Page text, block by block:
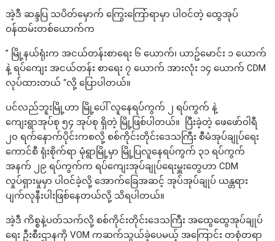
အဲ့ဒီ ဆန္ဒပြ သပိတ်မှောက် ကြွေးကြော်ရာမှာ ပါဝင်တဲ့ ထွေအုပ်
ဝန်ထမ်းတစ်ယောက်က
” မြို့နယ်ရုံးက အငယ်တန်းစာရေး ၆ ယောက်၊ ယာဥ်မောင်း ၁ ယောက်
နဲ့ ရပ်ကျေး အငယ်တန်း စာရေး ၇ ယောက် အားလုံး ၁၄ ယောက် CDM
လုပ်ထားတယ် “လို့ ပြောပါတယ်။
ပင်လည်ဘူးမြို့ဟာ မြို့ပေါ် လူနေရပ်ကွက် ၂ ရပ်ကွက် နဲ့
ကျေးရွာအုပ်စု ၅၄ အုပ်စု ရှိတဲ့ မြို့ဖြစ်ပါတယ်။ ပြီးခဲ့တဲ့ ဖေဖော်ဝါရီ
၂၀ ရက်နောက်ပိုင်းကစလို့ စစ်ကိုင်းတိုင်းဒေသကြီး စီမံအုပ်ချုပ်ရေး
ကောင်စီ ရုံးစိုက်ရာ မုံရွာမြို့မှာ မြို့ပြလူနေရပ်ကွက် ၃၁ ရပ်ကွက်
အနက် ၂၉ ရပ်ကွက်က ရပ်ကျေးအုပ်ချုပ်ရေးမှူးတွေဟာ CDM
လှုပ်ရှားမှုမှာ ပါဝင်ခဲ့လို့ အောက်ခြေအဆင့် အုပ်အုပ်ချုပ် ယန္တရား
ပျက်လုနီးပါးဖြစ်နေတယ်လို့ သိရပါတယ်။
အဲ့ဒီ ကိစ္စနဲ့ပတ်သက်လို့ စစ်ကိုင်းတိုင်းဒေသကြီး အထွေထွေအုပ်ချုပ်
ရေး ဦးစီးဌာနကို VOM ကဆက်သွယ်ခဲ့ပေမယ့် အကြောင်း တစုံတရာ